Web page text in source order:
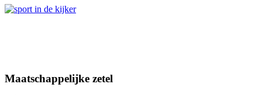
Maatschappelijke zetel